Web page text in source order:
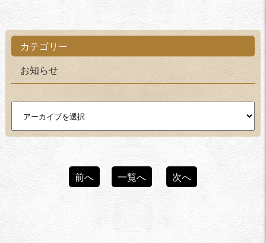
カテゴリー
お知らせ
前へ 一覧へ 次へ